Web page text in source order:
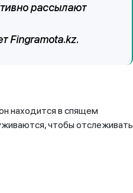
рассылают
Fingramota.kz.
находится в спящем
чтобы отслеживать